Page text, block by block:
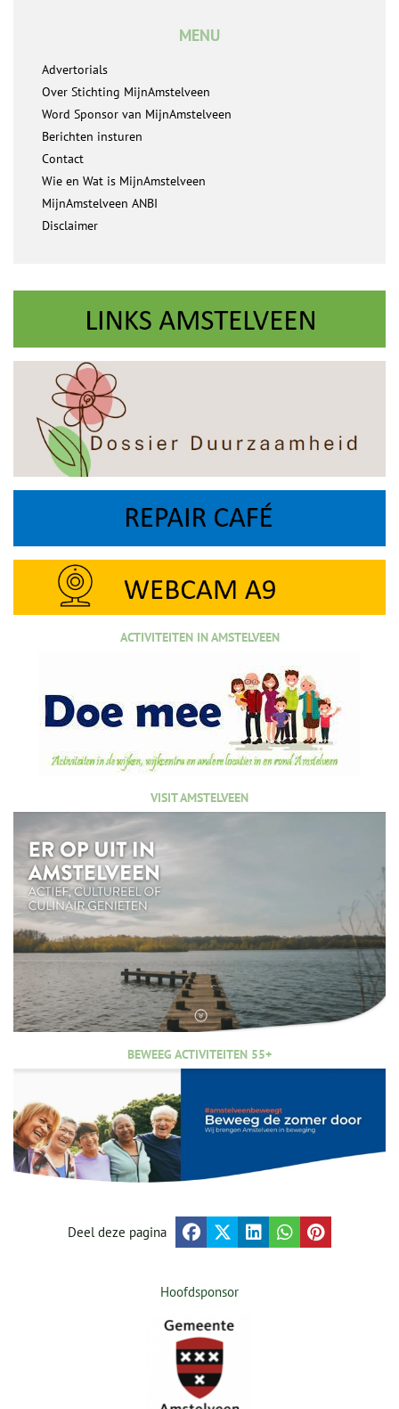
MENU
Advertorials
Over Stichting MijnAmstelveen
Word Sponsor van MijnAmstelveen
Berichten insturen
Contact
Wie en Wat is MijnAmstelveen
MijnAmstelveen ANBI
Disclaimer
ACTIVITEITEN IN AMSTELVEEN
VISIT AMSTELVEEN
BEWEEG ACTIVITEITEN 55+
Deel deze pagina
Hoofdsponsor